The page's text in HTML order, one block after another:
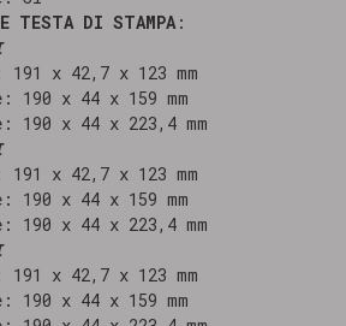
TESTA DI STAMPA :
x 42,7 x 123 mm
190 x 44 x 159 mm
190 x 44 x 223,4 mm
x 42,7 x 123 mm
190 x 44 x 159 mm
190 x 44 x 223,4 mm
x 42,7 x 123 mm
190 x 44 x 159 mm